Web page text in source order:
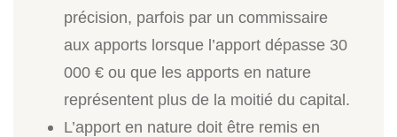
précision, parfois par un commissaire
aux apports lorsque l’apport dépasse 30
000 € ou que les apports en nature
représentent plus de la moitié du capital.
L’apport en nature doit être remis en